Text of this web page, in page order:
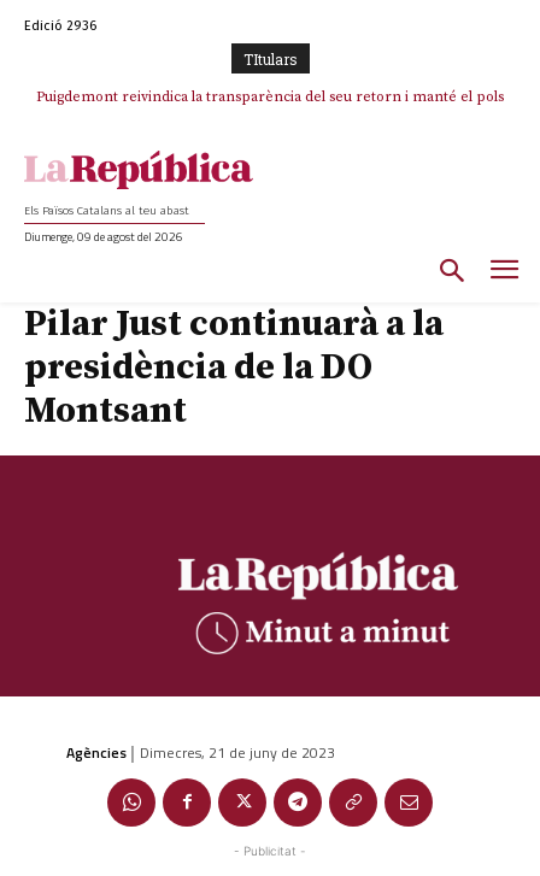
Edició 2936
TItulars
Puigdemont reivindica la transparència del seu retorn i manté el pols
Portugal acusa Espanya de provocar un “efecte crida” massiu per la seva
Els Països Catalans al teu abast
Diumenge, 09 de agost del 2026
Pilar Just continuarà a la
presidència de la DO
Montsant
Agències | Dimecres, 21 de juny de 2023
- Publicitat -